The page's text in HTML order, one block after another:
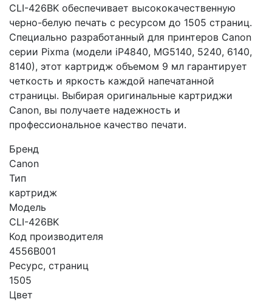
CLI-426BK обеспечивает высококачественную
черно-белую печать с ресурсом до 1505 страниц.
Специально разработанный для принтеров Canon
серии Pixma (модели iP4840, MG5140, 5240, 6140,
8140), этот картридж объемом 9 мл гарантирует
четкость и яркость каждой напечатанной
страницы. Выбирая оригинальные картриджи
Canon, вы получаете надежность и
профессиональное качество печати.
Бренд
Canon
Тип
картридж
Модель
CLI-426BK
Код производителя
4556B001
Ресурс, страниц
1505
Цвет